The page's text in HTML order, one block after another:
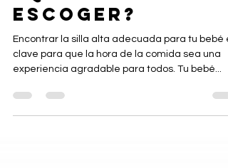
¿QUÉ SILLA
ESCOGER?
Encontrar la silla alta adecuada para tu bebé
clave para que la hora de la comida sea una
experiencia agradable para todos. Tu bebé...